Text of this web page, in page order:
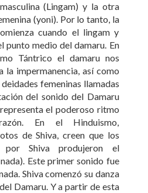
(Lingam) y la otra
(yoni). Por lo tanto, la
cuando el lingam y
punto medio del damaru. En
Tántrico el damaru nos
la impermanencia, así como
femeninas llamadas
del sonido del Damaru
el poderoso ritmo
En el Hinduismo,
de Shiva, creen que los
por Shiva produjeron el
Este primer sonido fue
Shiva comenzó su danza
Damaru. Y a partir de esta